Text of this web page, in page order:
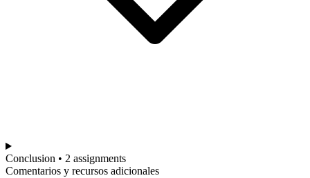
Conclusion • 2 assignments
Comentarios y recursos adicionales